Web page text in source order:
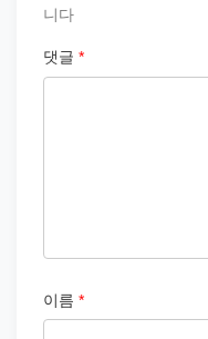
니다
댓글 *
이름 *